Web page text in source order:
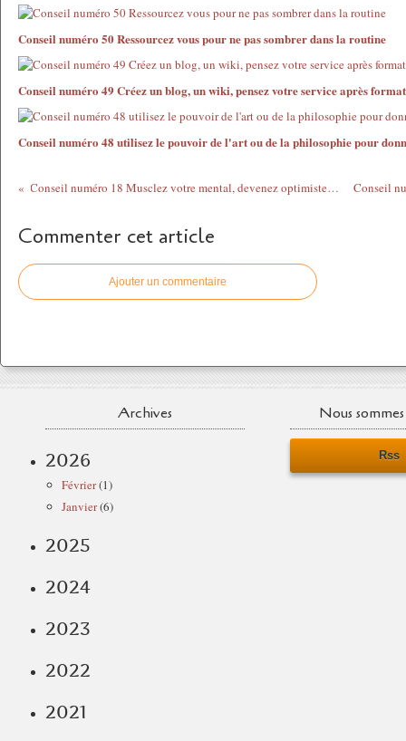
Conseil numéro 50 Ressourcez vous pour ne pas sombrer dans la routine
Conseil numéro 49 Créez un blog, un wiki, pensez votre service après
Conseil numéro 48 utilisez le pouvoir de l'art ou de la philosophie pour
Conseil numéro 18 Musclez votre mental, devenez optimiste, concenrez vous sur le résultat
Commenter cet article
Ajouter un commentaire
Archives
2026
Février(1)
Janvier(6)
2025
2024
2023
2022
2021
Nous
Rss